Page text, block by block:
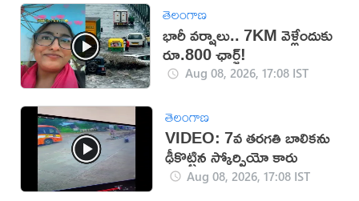
తెలంగాణ
భారీ వర్షాలు.. 7KM వెళ్లేందుకు
రూ.800 ఛార్జ్!
Aug 08, 2026, 17:08 IST
తెలంగాణ
VIDEO: 7వ తరగతి బాలికను
ఢీకొట్టిన స్కోర్పియో కారు
Aug 08, 2026, 17:08 IST